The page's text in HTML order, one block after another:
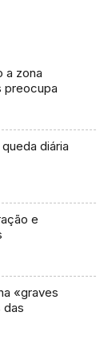
a zona
preocupa
diária
e
«graves
das